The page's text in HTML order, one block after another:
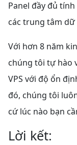
Panel đầy đủ tính
các trung tâm
Với hơn 8 năm
chúng tôi tự hào
VPS với độ ổn
đó, chúng tôi
cứ lúc nào bạn
Lời kết: